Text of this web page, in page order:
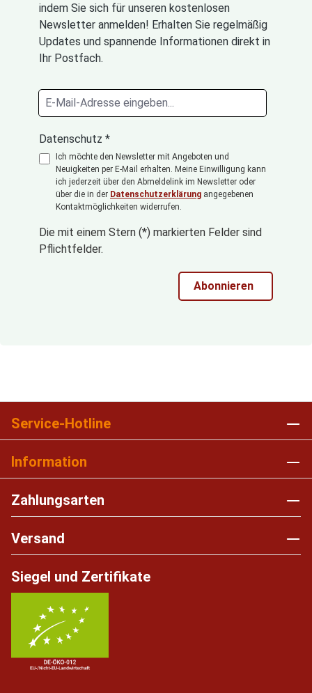
indem Sie sich für unseren kostenlosen
Newsletter anmelden! Erhalten Sie regelmäßig
Updates und spannende Informationen direkt in
Ihr Postfach.
Datenschutz *
Ich möchte den Newsletter mit Angeboten und
Neuigkeiten per E-Mail erhalten. Meine Einwilligung kann
ich jederzeit über den Abmeldelink im Newsletter oder
über die in der Datenschutzerklärung angegebenen
Kontaktmöglichkeiten widerrufen.
Die mit einem Stern (*) markierten Felder sind
Pflichtfelder.
Abonnieren
Service-Hotline
Information
Zahlungsarten
Versand
Siegel und Zertifikate